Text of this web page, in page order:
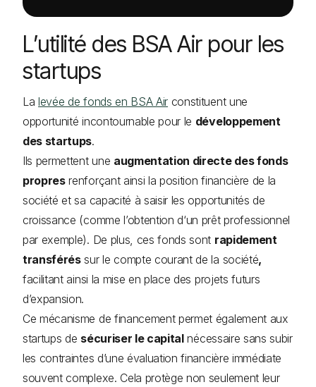
L’utilité des BSA Air pour les
startups
Lalevée de fonds en BSA Air constituent une
opportunité incontournable pour le développement
des startups.
Ils permettent une augmentation directe des fonds
propresrenforçant ainsi la position financière de la
société et sa capacité à saisir les opportunités de
croissance (comme l’obtention d‘un prêt professionnel
par exemple). De plus, ces fonds sont rapidement
transféréssur le compte courant de la société,
facilitant ainsi la mise en place des projets futurs
d’expansion.
Ce mécanisme de financement permet également aux
startups de sécuriser le capitalnécessaire sans subir
les contraintes d’une évaluation financière immédiate
souvent complexe. Cela protège non seulement leur